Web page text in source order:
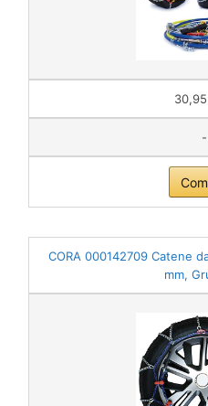
-
CORA 000142709 Catene
mm,